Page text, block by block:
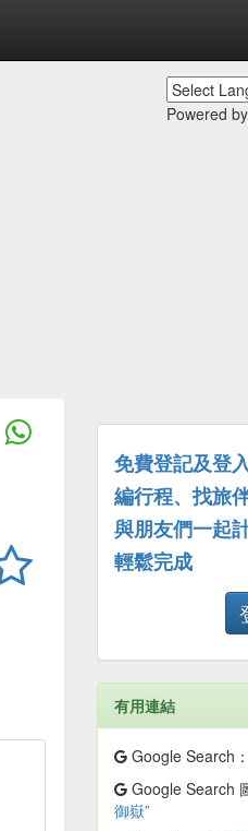
Powered by
免費登記及登
編行程、找旅伴
與朋友們一起
輕鬆完成
有用連結
Google Search：
Google Search
御嶽”